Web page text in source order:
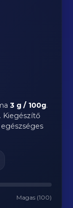
3 g / 100g.
Kiegészítő
Magas (100)